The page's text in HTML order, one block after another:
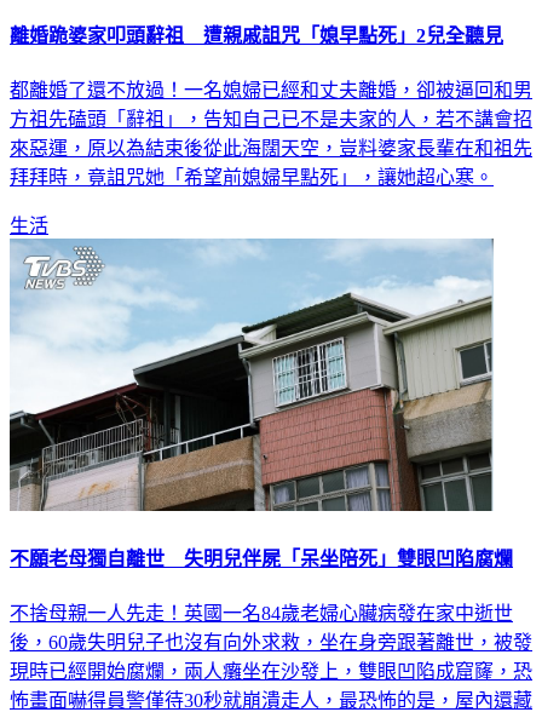
離婚跪婆家叩頭辭祖 遭親戚詛咒「媳早點死」2兒全聽見
都離婚了還不放過！一名媳婦已經和丈夫離婚，卻被逼回和男
方祖先磕頭「辭祖」，告知自己已不是夫家的人，若不講會招
來惡運，原以為結束後從此海闊天空，豈料婆家長輩在和祖先
拜拜時，竟詛咒她「希望前媳婦早點死」，讓她超心寒。
生活
不願老母獨自離世 失明兒伴屍「呆坐陪死」雙眼凹陷腐爛
不捨母親一人先走！英國一名84歲老婦心臟病發在家中逝世
後，60歲失明兒子也沒有向外求救，坐在身旁跟著離世，被發
現時已經開始腐爛，兩人癱坐在沙發上，雙眼凹陷成窟窿，恐
怖畫面嚇得員警僅待30秒就崩潰走人，最恐怖的是，屋內還藏